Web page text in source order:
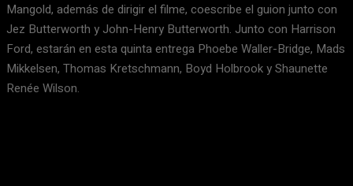
Mangold, además de dirigir el filme, coescribe el guion junto con
Jez Butterworth y John-Henry Butterworth. Junto con Harrison
Ford, estarán en esta quinta entrega Phoebe Waller-Bridge, Mads
Mikkelsen, Thomas Kretschmann, Boyd Holbrook y Shaunette
Renée Wilson.